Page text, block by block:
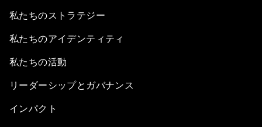
私たちのストラテジー
私たちのアイデンティティ
私たちの活動
リーダーシップとガバナンス
インパクト